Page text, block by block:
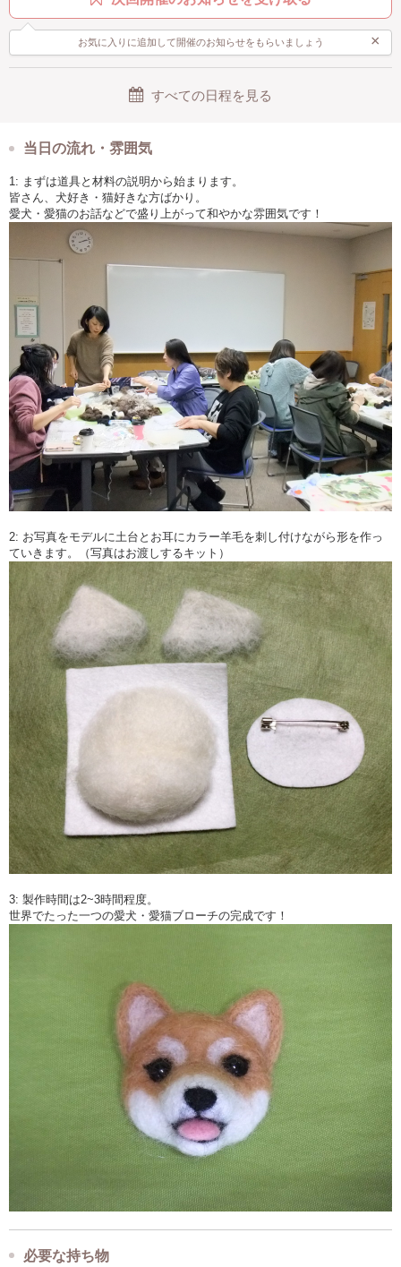
お気に入りに追加して開催のお知らせをもらいましょう ×
すべての日程を見る
当日の流れ・雰囲気
1: まずは道具と材料の説明から始まります。
皆さん、犬好き・猫好きな方ばかり。
愛犬・愛猫のお話などで盛り上がって和やかな雰囲気です！
2: お写真をモデルに土台とお耳にカラー羊毛を刺し付けながら形を作っ
ていきます。（写真はお渡しするキット）
3: 製作時間は2~3時間程度。
世界でたった一つの愛犬・愛猫ブローチの完成です！
必要な持ち物